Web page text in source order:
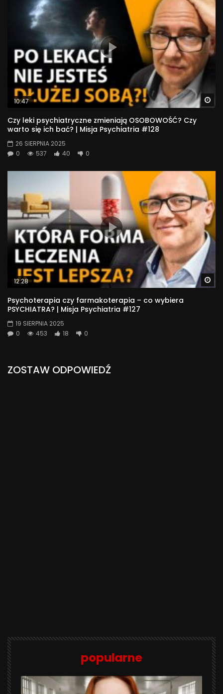
10:47
Czy leki psychiatryczne zmieniają OSOBOWOŚĆ? Czy
warto się ich bać? | Misja Psychiatria #128
26 SIERPNIA 2025
0
537 40 0
12:28
Psychoterapia czy farmakoterapia – co wybiera
PSYCHIATRA? | Misja Psychiatria #127
19 SIERPNIA 2025
0
453 18 0
ZOSTAW ODPOWIEDŹ
popularne